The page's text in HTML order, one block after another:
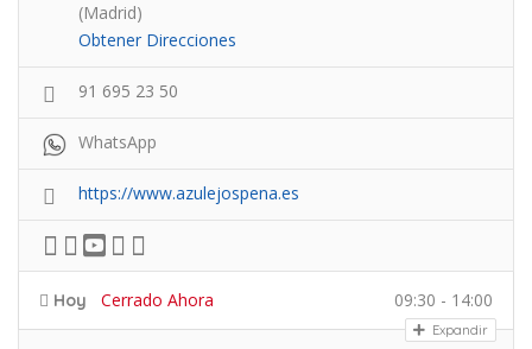
(Madrid)
Obtener Direcciones
91 695 23 50
WhatsApp
https://www.azulejospena.es
Hoy Cerrado Ahora 09:30 - 14:00
Expandir